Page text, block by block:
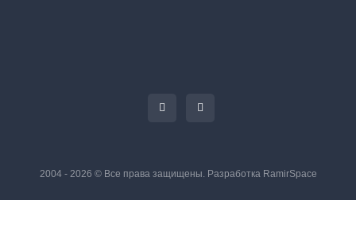
2004 - 2026 © Все права защищены. Разработка RamirSpace